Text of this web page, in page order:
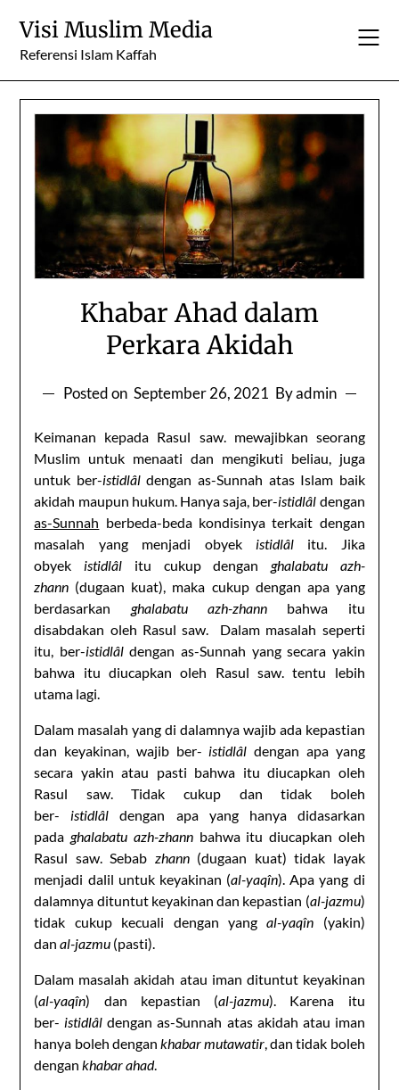
content
Visi Muslim Media
Referensi Islam Kaffah
Khabar Ahad dalam
Perkara Akidah
Posted on September 26, 2021 By admin
Keimanan kepada Rasul saw. mewajibkan seorang
Muslim untuk menaati dan mengikuti beliau, juga
untuk ber-istidlâldengan as-Sunnah atas Islam baik
akidah maupun hukum. Hanya saja, ber-istidlâl dengan
as-Sunnah berbeda-beda kondisinya terkait dengan
masalah yang menjadi obyek istidlâlitu. Jika
obyek istidlâl itu cukup dengan ghalabatu azh-
zhann (dugaan kuat), maka cukup dengan apa yang
berdasarkan ghalabatu azh-zhann bahwa itu
disabdakan oleh Rasul saw. Dalam masalah seperti
itu, ber-istidlâldengan as-Sunnah yang secara yakin
bahwa itu diucapkan oleh Rasul saw. tentu lebih
utama lagi.
Dalam masalah yang di dalamnya wajib ada kepastian
dan keyakinan, wajib ber- istidlâl dengan apa yang
secara yakin atau pasti bahwa itu diucapkan oleh
Rasul saw. Tidak cukup dan tidak boleh
ber- istidlâl dengan apa yang hanya didasarkan
padaghalabatu azh-zhannbahwa itu diucapkan oleh
Rasul saw. Sebab zhann(dugaan kuat) tidak layak
menjadi dalil untuk keyakinan (al-yaqîn). Apa yang di
dalamnya dituntut keyakinan dan kepastian (al-jazmu)
tidak cukup kecuali dengan yangal-yaqîn (yakin)
danal-jazmu (pasti).
Dalam masalah akidah atau iman dituntut keyakinan
(al-yaqîn) dan kepastian (al-jazmu). Karena itu
ber- istidlâl dengan as-Sunnah atas akidah atau iman
hanya boleh dengan khabar mutawatir , dan tidak boleh
dengan khabar ahad.